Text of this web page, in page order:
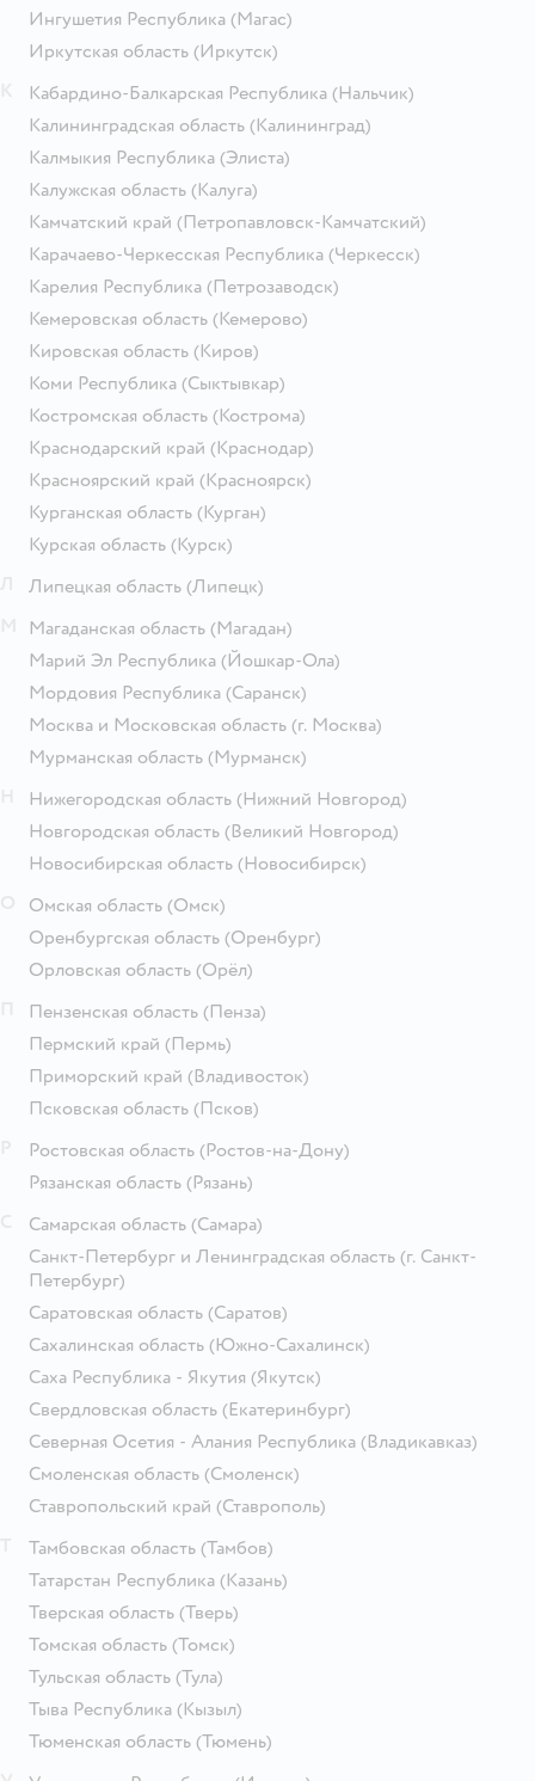
Ингушетия Республика (Магас)
Иркутская область (Иркутск)
Кабардино-Балкарская Республика (Нальчик)
Калининградская область (Калининград)
Калмыкия Республика (Элиста)
Калужская область (Калуга)
Камчатский край (Петропавловск-Камчатский)
Карачаево-Черкесская Республика (Черкесск)
Карелия Республика (Петрозаводск)
Кемеровская область (Кемерово)
Кировская область (Киров)
Коми Республика (Сыктывкар)
Костромская область (Кострома)
Краснодарский край (Краснодар)
Красноярский край (Красноярск)
Курганская область (Курган)
Курская область (Курск)
Липецкая область (Липецк)
Магаданская область (Магадан)
Марий Эл Республика (Йошкар-Ола)
Мордовия Республика (Саранск)
Москва и Московская область (г. Москва)
Мурманская область (Мурманск)
Нижегородская область (Нижний Новгород)
Новгородская область (Великий Новгород)
Новосибирская область (Новосибирск)
Омская область (Омск)
Оренбургская область (Оренбург)
Орловская область (Орёл)
Пензенская область (Пенза)
Пермский край (Пермь)
Приморский край (Владивосток)
Псковская область (Псков)
Ростовская область (Ростов-на-Дону)
Рязанская область (Рязань)
Самарская область (Самара)
Санкт-Петербург и Ленинградская область (г. Санкт-
Петербург)
Саратовская область (Саратов)
Сахалинская область (Южно-Сахалинск)
Саха Республика - Якутия (Якутск)
Свердловская область (Екатеринбург)
Северная Осетия - Алания Республика (Владикавказ)
Смоленская область (Смоленск)
Ставропольский край (Ставрополь)
Тамбовская область (Тамбов)
Татарстан Республика (Казань)
Тверская область (Тверь)
Томская область (Томск)
Тульская область (Тула)
Тыва Республика (Кызыл)
Тюменская область (Тюмень)